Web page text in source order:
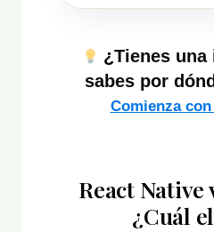
¿Tienes una
sabes por
Comienza
React Native
¿Cuál